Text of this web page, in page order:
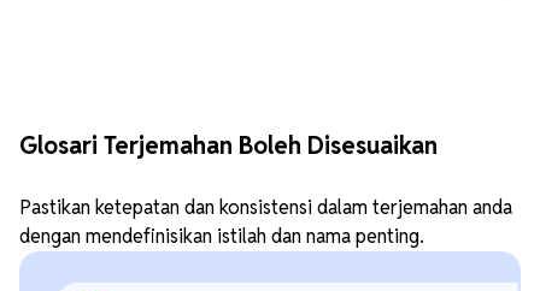
Glosari Terjemahan Boleh Disesuaikan
Pastikan ketepatan dan konsistensi dalam terjemahan anda
dengan mendefinisikan istilah dan nama penting.